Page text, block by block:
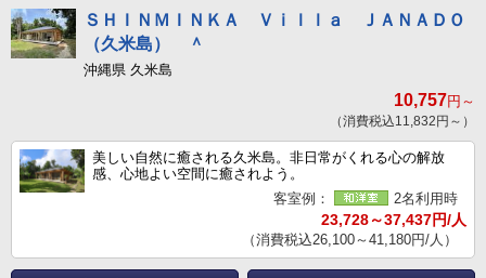
ＳＨＩＮＭＩＮＫＡ Ｖｉｌｌａ ＪＡＮＡＤＯ
（久米島） ＾
沖縄県 久米島
10,757円～
（消費税込11,832円～）
美しい自然に癒される久米島。非日常がくれる心の解放
感、心地よい空間に癒されよう。
客室例：
2名利用時
23,728～37,437円/人
（消費税込26,100～41,180円/人）